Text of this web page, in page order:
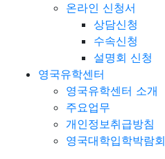
온라인 신청서
상담신청
수속신청
설명회 신청
영국유학센터
영국유학센터 소개
주요업무
개인정보취급방침
영국대학입학박람회